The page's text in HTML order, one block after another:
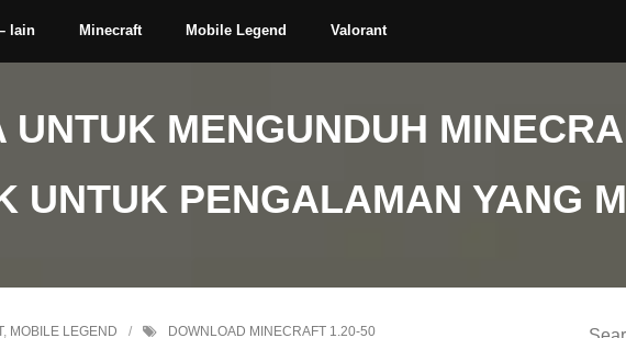
lain Minecraft Mobile Legend Valorant
UNTUK MENGUNDUH
UNTUK PENGALAMAN YANG
, MOBILE LEGEND DOWNLOAD MINECRAFT 1.20-50